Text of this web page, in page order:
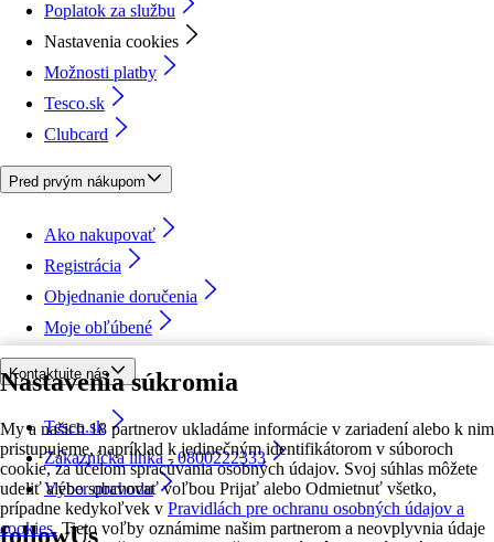
Nastavenia súkromia
My a našich 18 partnerov ukladáme informácie v zariadení alebo k nim
pristupujeme, napríklad k jedinečným identifikátorom v súboroch
cookie, za účelom spracúvania osobných údajov. Svoj súhlas môžete
udeliť alebo spravovať voľbou Prijať alebo Odmietnuť všetko,
prípadne kedykoľvek v Pravidlách pre ochranu osobných údajov a
cookies. Tieto voľby oznámime našim partnerom a neovplyvnia údaje
Poplatok za službu
Nastavenia cookies
Možnosti platby
Tesco.sk
Clubcard
Pred prvým nákupom
Ako nakupovať
Registrácia
Objednanie doručenia
Moje obľúbené
Kontaktujte nás
Tesco.sk
Zákaznícka linka - 0800222333
Výber obchodu
followUs